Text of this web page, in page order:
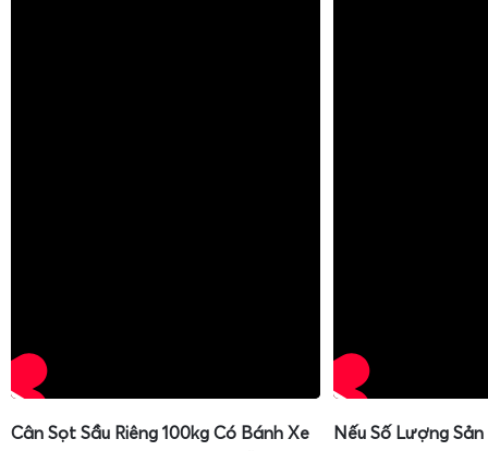
Cân Sọt Sầu Riêng 100kg Có Bánh Xe
Nếu Số Lượng